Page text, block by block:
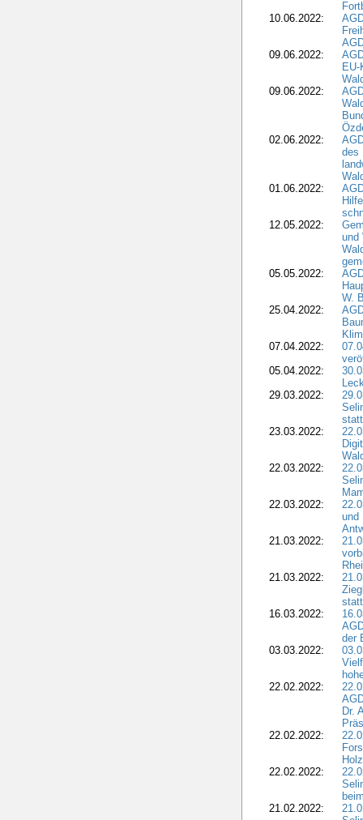
10.06.2022:
09.06.2022:
09.06.2022:
02.06.2022:
des
01.06.2022:
12.05.2022:
und
05.05.2022:
W.
25.04.2022:
07.04.2022:
05.04.2022:
29.03.2022:
23.03.2022:
22.03.2022:
22.03.2022:
und
21.03.2022:
21.03.2022:
16.03.2022:
der
03.03.2022:
22.02.2022:
Dr.
22.02.2022:
22.02.2022:
21.02.2022: